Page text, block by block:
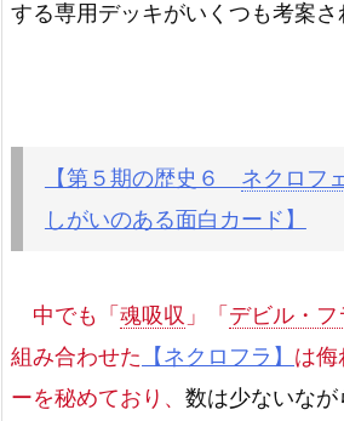
する専用デッキがいくつも考案さ
【第５期の歴史６ ネクロフ
しがいのある面白カード】
中でも「 魂吸収 」「 デビル・フ
組み合わせた 【ネクロフラ】 は侮
ーを秘めており、 数は少ないな